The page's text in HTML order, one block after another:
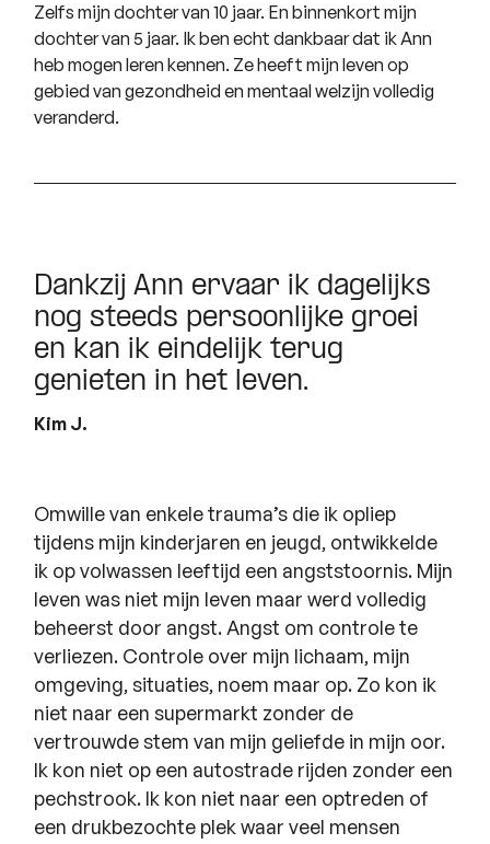
Zelfs mijn dochter van 10 jaar. En binnenkort mijn
dochter van 5 jaar. Ik ben echt dankbaar dat ik Ann
heb mogen leren kennen. Ze heeft mijn leven op
gebied van gezondheid en mentaal welzijn volledig
veranderd.
Dankzij Ann ervaar ik dagelijks
nog steeds persoonlijke groei
en kan ik eindelijk terug
genieten in het leven.
Kim J.
Omwille van enkele trauma’s die ik opliep
tijdens mijn kinderjaren en jeugd, ontwikkelde
ik op volwassen leeftijd een angststoornis. Mijn
leven was niet mijn leven maar werd volledig
beheerst door angst. Angst om controle te
verliezen. Controle over mijn lichaam, mijn
omgeving, situaties, noem maar op. Zo kon ik
niet naar een supermarkt zonder de
vertrouwde stem van mijn geliefde in mijn oor.
Ik kon niet op een autostrade rijden zonder een
pechstrook. Ik kon niet naar een optreden of
een drukbezochte plek waar veel mensen